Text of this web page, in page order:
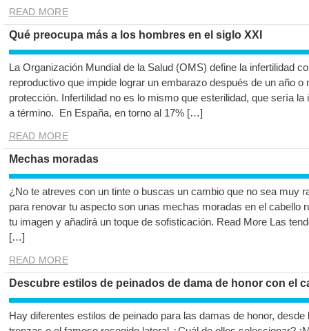
READ MORE
Qué preocupa más a los hombres en el siglo XXI
La Organización Mundial de la Salud (OMS) define la infertilidad
reproductivo que impide lograr un embarazo después de un año
protección. Infertilidad no es lo mismo que esterilidad, que sería
a término. En España, en torno al 17% […]
READ MORE
Mechas moradas
¿No te atreves con un tinte o buscas un cambio que no sea muy
para renovar tu aspecto son unas mechas moradas en el cabello
tu imagen y añadirá un toque de sofisticación. Read More Las
[…]
READ MORE
Descubre estilos de peinados de dama de honor con el
Hay diferentes estilos de peinado para las damas de honor,